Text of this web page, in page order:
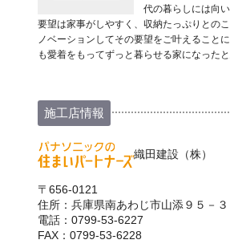
代の暮らしには向
要望は家事がしやすく、収納たっぷりとの
ノベーションしてその要望をご叶えること
も愛着をもってずっと暮らせる家になったと
施工店情報
織田建設（株）
〒656-0121
住所：兵庫県南あわじ市山添９５－３
電話：0799-53-6227
FAX：0799-53-6228